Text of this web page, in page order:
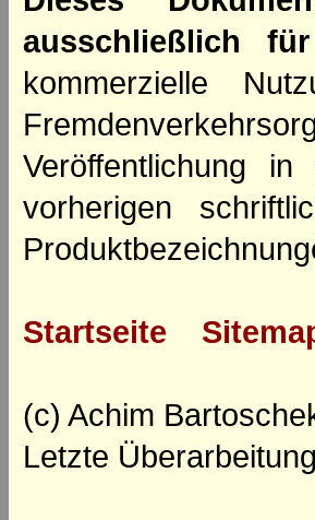
ausschließlich
kommerzielle
Veröffentlichung
vorherigen
Startseite
(c) Achim
Letzte